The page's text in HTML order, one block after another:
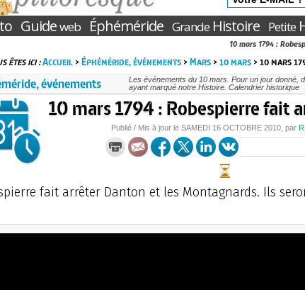
Guideweb Éphéméride GrandeHistoire Petite
10 mars 1794 :
êtes ici :Accueil>Éphéméride, événements>Mars>10 mars> 10 mars
événements
Les événements du 10 mars. Pour un jour donné,
ayant marqué notre Histoire. Calendrier historique
10 mars 1794 : Robespierre fait
Publié / Mis à jour le SAMEDI 16 OCTOBRE 2010 , par
fait arrêter Danton et les Montagnards. Ils